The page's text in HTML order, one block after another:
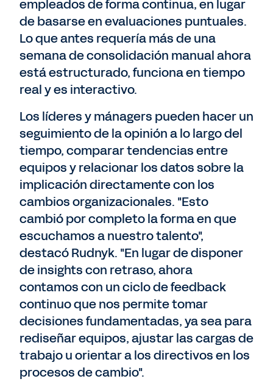
empleados de forma continua, en lugar
de basarse en evaluaciones puntuales.
Lo que antes requería más de una
semana de consolidación manual ahora
está estructurado, funciona en tiempo
real y es interactivo.
Los líderes y mánagers pueden hacer un
seguimiento de la opinión a lo largo del
tiempo, comparar tendencias entre
equipos y relacionar los datos sobre la
implicación directamente con los
cambios organizacionales. "Esto
cambió por completo la forma en que
escuchamos a nuestro talento",
destacó Rudnyk. "En lugar de disponer
de insights con retraso, ahora
contamos con un ciclo de feedback
continuo que nos permite tomar
decisiones fundamentadas, ya sea para
rediseñar equipos, ajustar las cargas de
trabajo u orientar a los directivos en los
procesos de cambio".